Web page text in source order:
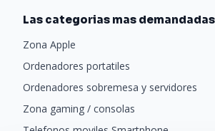
Las categorias mas demandadas
Zona Apple
Ordenadores portatiles
Ordenadores sobremesa y servidores
Zona gaming / consolas